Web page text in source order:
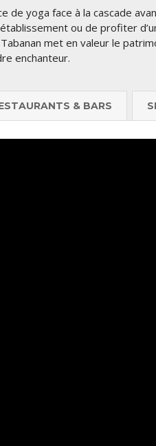
de yoga face à la cascade
ou de profiter
met en valeur le
enchanteur.
& BARS